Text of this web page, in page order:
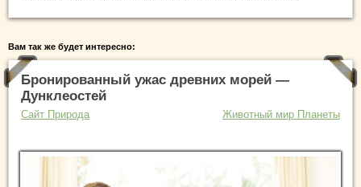
Вам так же будет интересно:
Бронированный ужас древних морей —
Дунклеостей
Сайт Природа Животный мир Планеты